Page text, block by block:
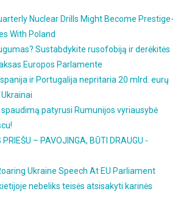
Nuclear Drills Might Become Prestige-
With Poland
Sustabdykite rusofobiją ir derėkitės
Europos Parlamente
ir Portugalija nepritaria 20 mlrd. eurų
patyrusi Rumunijos vyriausybė
PRIEŠU – PAVOJINGA, BŪTI DRAUGU -
Ukraine Speech At EU Parliament
nebeliks teisės atsisakyti karinės